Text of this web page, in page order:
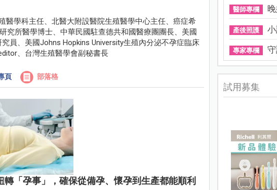
醫學科主任、北醫大附設醫院生殖醫學中心主任、癌症希
究所醫學博士、中華民國駐查德共和國醫療團團長、美國
員、美國Johns Hopkins University生殖內分泌不孕症臨床
、台灣生殖醫學會副秘書長
頁 部落格
「孕事」，確保從備孕、懷孕到生產都能順利
醫師專欄
產後照護
專家專欄
試用募集